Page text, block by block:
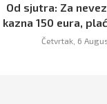
Od sjutra: Za
kazna 150 eura,
Četvrtak, 6